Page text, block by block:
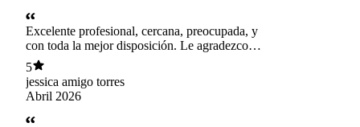
Excelente profesional, cercana, preocupada, y
con toda la mejor disposición. Le agradezco
mucho sus atenciones
5
jessica amigo torres
Abril 2026